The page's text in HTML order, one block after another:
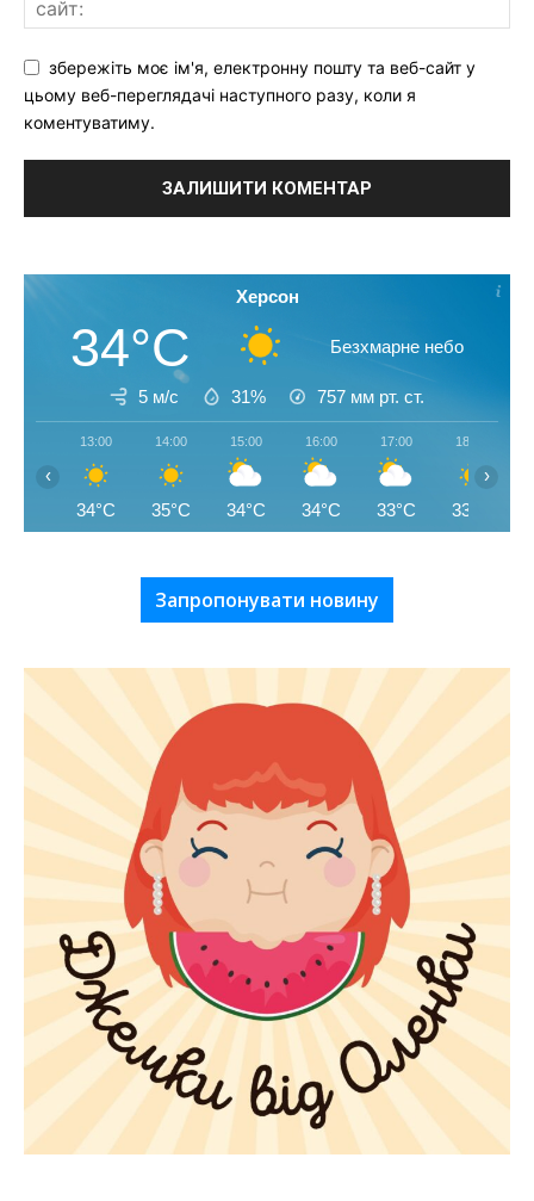
збережіть моє ім'я, електронну пошту та веб-сайт у
цьому веб-переглядачі наступного разу, коли я
коментуватиму.
Херсон
34°C Безхмарне небо
5 м/с 31% 757 мм рт. ст.
13:00
34°C
14:00
35°C
15:00
34°C
16:00
34°C
17:00
33°C
18:00
33°C
‹ ›
Запропонувати новину